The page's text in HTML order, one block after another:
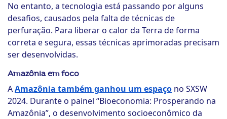
No entanto, a tecnologia está passando por alguns
desafios, causados pela falta de técnicas de
perfuração. Para liberar o calor da Terra de forma
correta e segura, essas técnicas aprimoradas precisam
ser desenvolvidas.
Amazônia em foco
AAmazônia também ganhou um espaço no SXSW
2024. Durante o painel “Bioeconomia: Prosperando na
Amazônia”, o desenvolvimento socioeconômico da